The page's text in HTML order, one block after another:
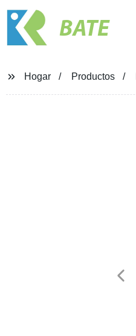
BATE
Hogar Productos